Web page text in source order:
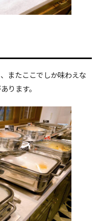
またここでしか味わえな
ります。